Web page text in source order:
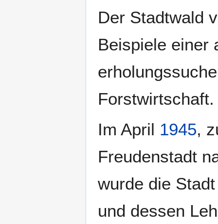
Der Stadtwald
Beispiele einer
Forstwirtschaft.
Im April 1945,
Freudenstadt
wurde die
und dessen